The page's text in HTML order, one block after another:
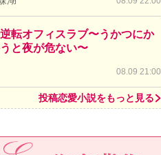
転オフィスラブ〜うかつにか
と夜が危ない〜
08.09 21:00
投稿恋愛小説をもっと見る